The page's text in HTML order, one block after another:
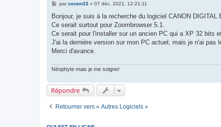
M
s
a
g
parcenon33» 07 déc. 2021, 12:21:11
Bonjour, je suis à la recherche du logiciel CANON
Ce serait surtout pour Zoombrowser 5.1.
Ce serait pour l'installer sur un ancien PC qui a XP 32 bits
J'ai la dernière version sur mon PC actuel, mais je n'ai pas
Merci d'avance.
Néophyte mais je me soigne!
Répondre
Retourner vers « Autres Logiciels »